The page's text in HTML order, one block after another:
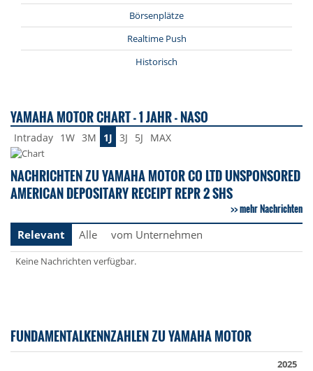
Börsenplätze
Realtime Push
Historisch
YAMAHA MOTOR CHART - 1 JAHR - NASO
Intraday 1W 3M 1J 3J 5J MAX
NACHRICHTEN ZU YAMAHA MOTOR CO LTD UNSPONSORED
AMERICAN DEPOSITARY RECEIPT REPR 2 SHS
mehr Nachrichten
Relevant
Alle vom Unternehmen
Keine Nachrichten verfügbar.
FUNDAMENTALKENNZAHLEN ZU YAMAHA MOTOR
2025